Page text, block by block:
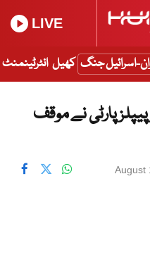
LIVE
اسرائیل جنگ کھیل انٹرٹینمنٹ
پارٹی نے موقف
August